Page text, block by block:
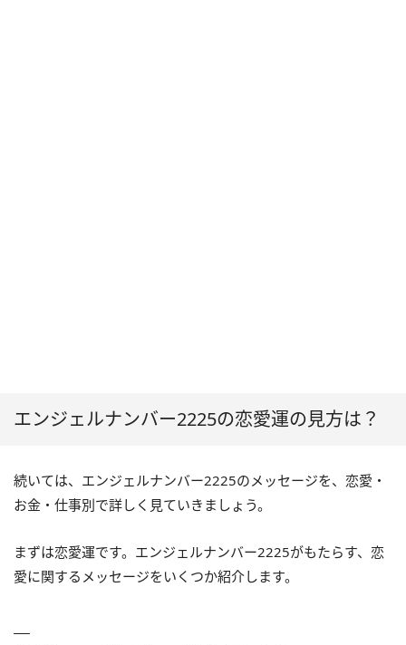
エンジェルナンバー2225の恋愛運の見方は？
続いては、エンジェルナンバー2225のメッセージを、恋愛・
お金・仕事別で詳しく見ていきましょう。
まずは恋愛運です。エンジェルナンバー2225がもたらす、恋
愛に関するメッセージをいくつか紹介します。